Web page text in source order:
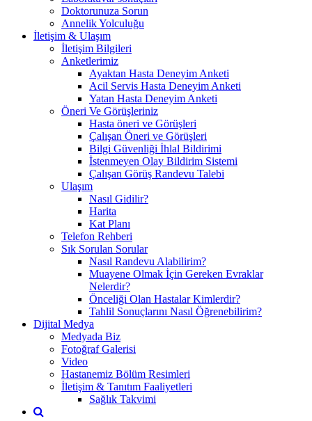
Doktorunuza Sorun
Annelik Yolculuğu
İletişim & Ulaşım
İletişim Bilgileri
Anketlerimiz
Ayaktan Hasta Deneyim Anketi
Acil Servis Hasta Deneyim Anketi
Yatan Hasta Deneyim Anketi
Öneri Ve Görüşleriniz
Hasta öneri ve Görüşleri
Çalışan Öneri ve Görüşleri
Bilgi Güvenliği İhlal Bildirimi
İstenmeyen Olay Bildirim Sistemi
Çalışan Görüş Randevu Talebi
Ulaşım
Nasıl Gidilir?
Harita
Kat Planı
Telefon Rehberi
Sık Sorulan Sorular
Nasıl Randevu Alabilirim?
Muayene Olmak İçin Gereken Evraklar
Nelerdir?
Önceliği Olan Hastalar Kimlerdir?
Tahlil Sonuçlarını Nasıl Öğrenebilirim?
Dijital Medya
Medyada Biz
Fotoğraf Galerisi
Video
Hastanemiz Bölüm Resimleri
İletişim & Tanıtım Faaliyetleri
Sağlık Takvimi